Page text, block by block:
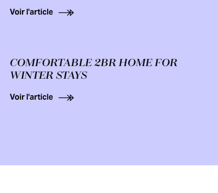
Voir l'article
COMFORTABLE 2BR HOME FOR
WINTER STAYS
Voir l'article